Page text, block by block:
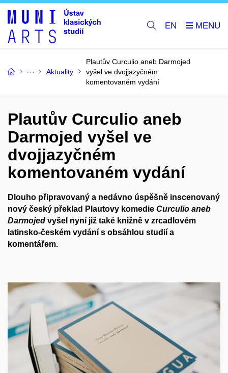
EN
Aktuality
Plautův Curculio aneb Darmojed
vyšel ve dvojjazyčném
komentovaném vydání
Plautův Curculio aneb
Darmojed vyšel ve
dvojjazyčném
komentovaném vydání
Dlouho připravovaný a nedávno úspěšně inscenovaný
nový český překlad Plautovy komedie Curculio aneb
Darmojed vyšel nyní již také knižně v zrcadlovém
latinsko-českém vydání s obsáhlou studií a
komentářem.